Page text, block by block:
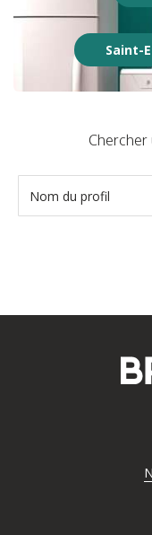
Saint-
Nom du profil